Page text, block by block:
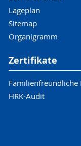
Lageplan
Sitemap
Organigramm
Zertifikate
Familienfreundliche
HRK-Audit